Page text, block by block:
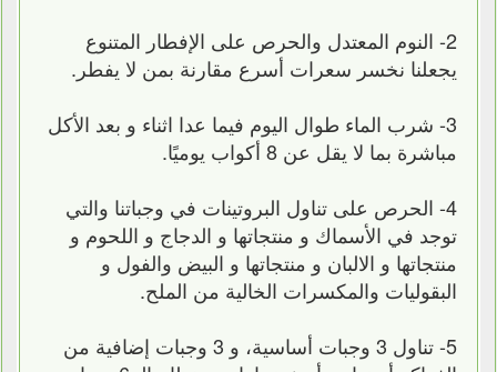
2- النوم المعتدل والحرص على الإفطار المتنوع
يجعلنا نخسر سعرات أسرع مقارنة بمن لا يفطر.
3- شرب الماء طوال اليوم فيما عدا اثناء و بعد الأكل
مباشرة بما لا يقل عن 8 أكواب يوميًا.
4- الحرص على تناول البروتينات في وجباتنا والتي
توجد في الأسماك و منتجاتها و الدجاج و اللحوم و
منتجاتها و الالبان و منتجاتها و البيض والفول و
البقوليات والمكسرات الخالية من الملح.
5- تناول 3 وجبات أساسية، و 3 وجبات إضافية من